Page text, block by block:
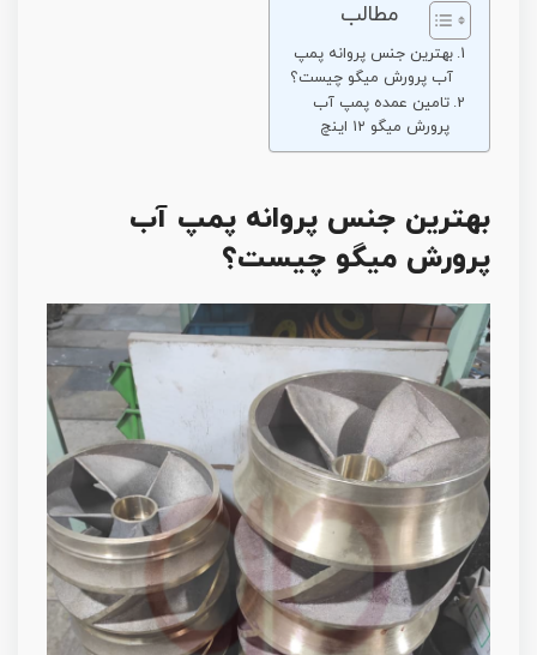
مطالب
بهترین جنس پروانه پمپ
آب پرورش میگو چیست؟
تامین عمده پمپ آب
پرورش میگو ۱۲ اینچ
بهترین جنس پروانه پمپ آب
پرورش میگو چیست؟